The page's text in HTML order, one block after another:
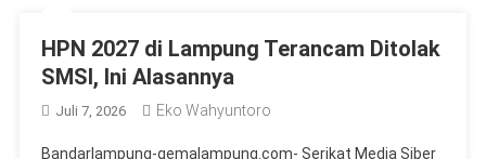
HPN 2027 di Lampung Terancam Ditolak
SMSI, Ini Alasannya
Juli 7, 2026 Eko Wahyuntoro
Bandarlampung-gemalampung.com- Serikat Media Siber